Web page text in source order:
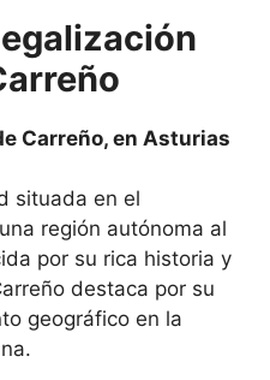
Carreño, en Asturias
situada en el
región autónoma al
por su rica historia y
destaca por su
geográfico en la